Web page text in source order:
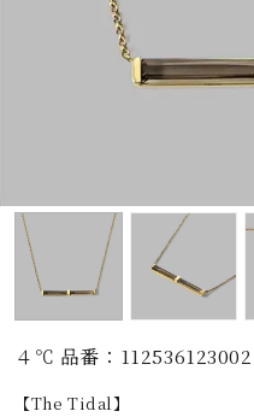
誕生石
モチーフ
４℃ 品番：112536123002
【The Tidal】